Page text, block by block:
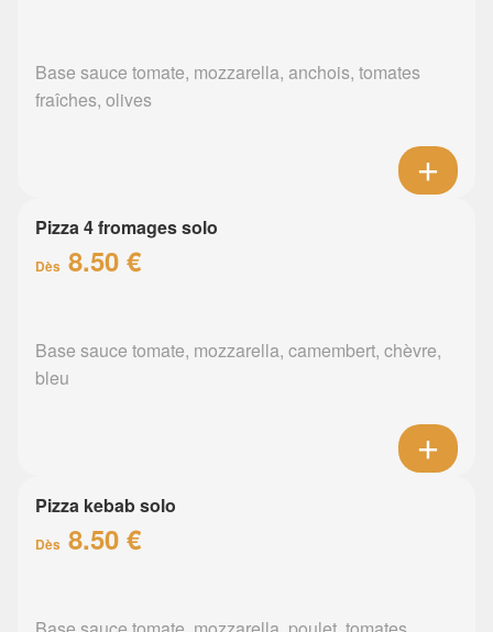
Base sauce tomate, mozzarella, anchois, tomates
fraîches, olives
Pizza 4 fromages solo
Dès 8.50 €
Base sauce tomate, mozzarella, camembert, chèvre,
bleu
Pizza kebab solo
Dès 8.50 €